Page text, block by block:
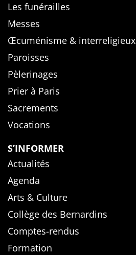
Les funérailles
Messes
Œcuménisme & interreligieux
Paroisses
Pèlerinages
Prier à Paris
Sacrements
Vocations
S’INFORMER
Actualités
Agenda
Arts & Culture
Collège des Bernardins
Comptes-rendus
Formation